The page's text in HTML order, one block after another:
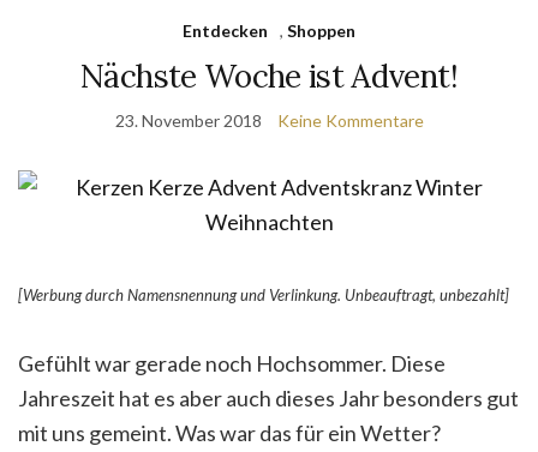
Entdecken , Shoppen
Nächste Woche ist Advent!
23. November 2018 Keine Kommentare
[Werbung durch Namensnennung und Verlinkung. Unbeauftragt, unbezahlt]
Gefühlt war gerade noch Hochsommer. Diese
Jahreszeit hat es aber auch dieses Jahr besonders gut
mit uns gemeint. Was war das für ein Wetter?